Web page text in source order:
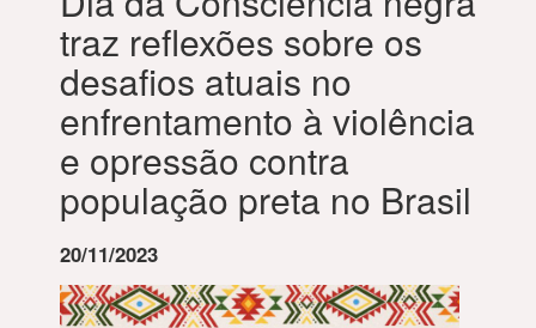
traz reflexões sobre os
desafios atuais no
enfrentamento à violência
e opressão contra
população preta no Brasil
20/11/2023